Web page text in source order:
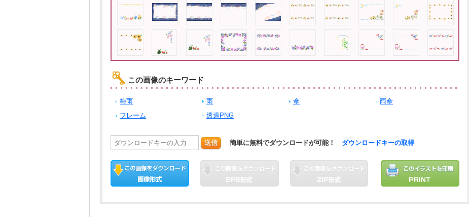
この画像のキーワード
梅雨 雨 傘
雨傘
フレーム
透過PNG
送信 簡単に無料でダウンロードが可能！ ダウンロードキーの取得